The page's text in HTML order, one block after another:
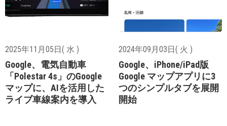
2025年11月05日( 水 )
Google、電気自動車
「Polestar 4s」のGoogle
マップに、AIを活用した
ライブ車線案内を導入
2024年09月03日( 火 )
Google、iPhone/iPad版
Google マップアプリに3
つのシンプルタブを展開
開始